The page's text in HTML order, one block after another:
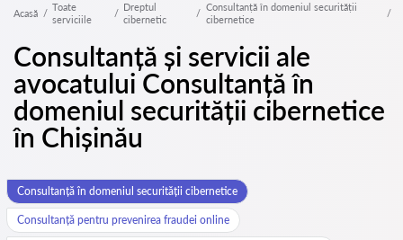
Acasă
Toate
serviciile
Dreptul
cibernetic
Consultanță în domeniul securității
cibernetice
Consultanță și servicii ale
avocatului Consultanță în
domeniul securității cibernetice
în Chișinău
Consultanță în domeniul securității cibernetice
Consultanță pentru prevenirea fraudei online